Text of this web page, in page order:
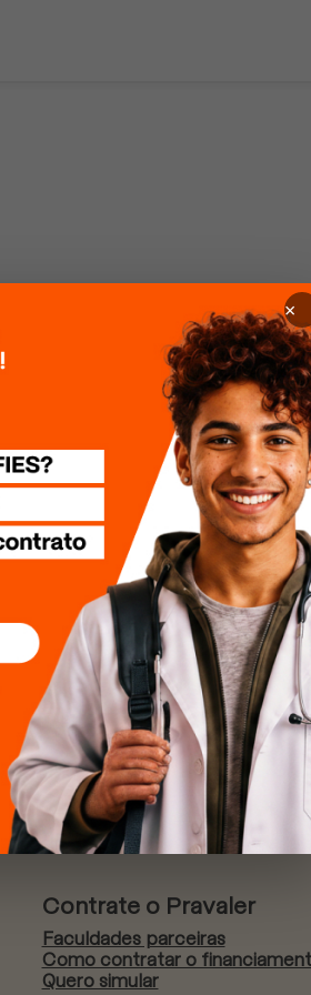
Contrate o Pravaler
Faculdades parceiras
Como contratar o
Quero simular
×